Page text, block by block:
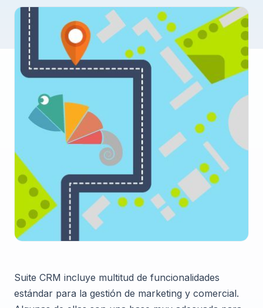
Suite CRM incluye multitud de funcionalidades
estándar para la gestión de marketing y comercial.